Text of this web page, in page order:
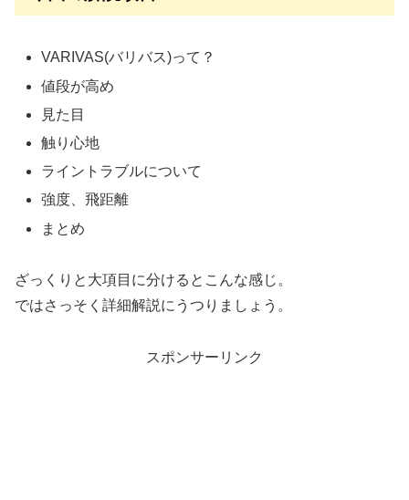
VARIVAS(バリバス)って？
値段が高め
見た目
触り心地
ライントラブルについて
強度、飛距離
まとめ
ざっくりと大項目に分けるとこんな感じ。
ではさっそく詳細解説にうつりましょう。
スポンサーリンク